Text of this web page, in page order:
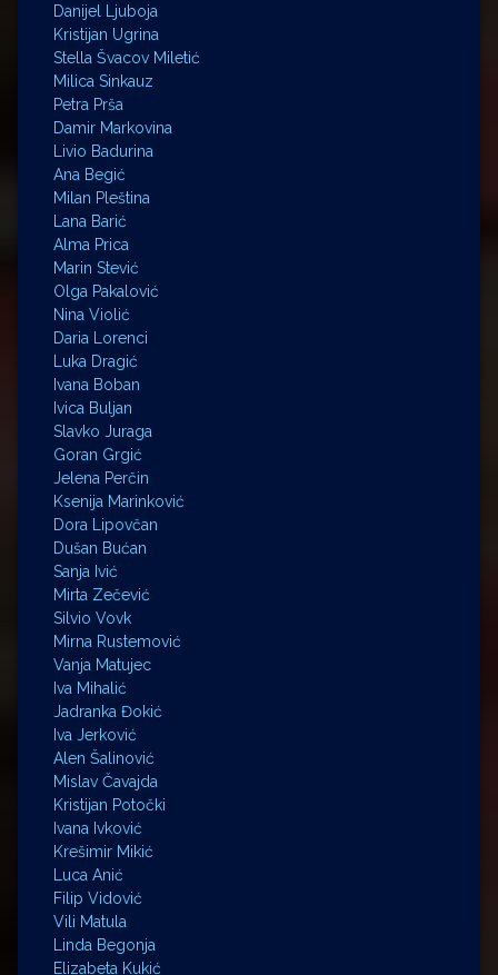
Danijel Ljuboja
Kristijan Ugrina
Stella Švacov Miletić
Milica Sinkauz
Petra Prša
Damir Markovina
Livio Badurina
Ana Begić
Milan Pleština
Lana Barić
Alma Prica
Marin Stević
Olga Pakalović
Nina Violić
Daria Lorenci
Luka Dragić
Ivana Boban
Ivica Buljan
Slavko Juraga
Goran Grgić
Jelena Perčin
Ksenija Marinković
Dora Lipovčan
Dušan Bućan
Sanja Ivić
Mirta Zečević
Silvio Vovk
Mirna Rustemović
Vanja Matujec
Iva Mihalić
Jadranka Đokić
Iva Jerković
Alen Šalinović
Mislav Čavajda
Kristijan Potočki
Ivana Ivković
Krešimir Mikić
Luca Anić
Filip Vidović
Vili Matula
Linda Begonja
Elizabeta Kukić